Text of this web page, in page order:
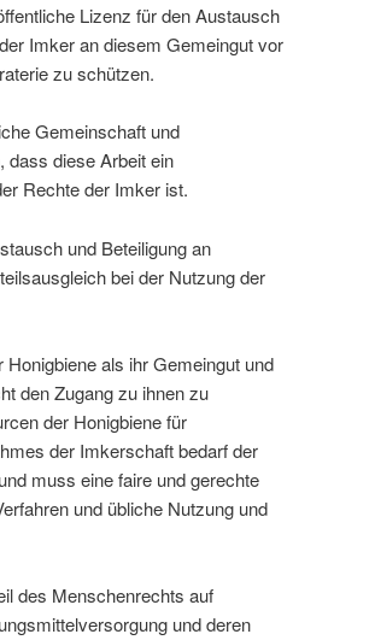
Lizenz für den Austausch
Imker an diesem Gemeingut vor
zu schützen.
Gemeinschaft und
dass diese Arbeit ein
Rechte der Imker ist.
und Beteiligung an
bei der Nutzung der
als ihr Gemeingut und
den Zugang zu ihnen zu
der Honigbiene für
der Imkerschaft bedarf der
muss eine faire und gerechte
und übliche Nutzung und
des Menschenrechts auf
und deren